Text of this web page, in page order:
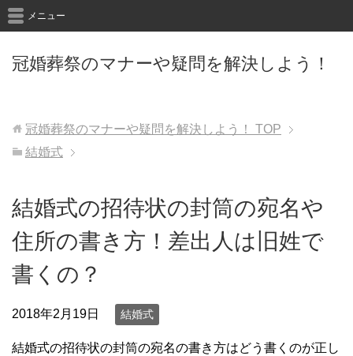
冠婚葬祭のマナーや疑問を解決しよう！
メニュー
冠婚葬祭のマナーや疑問を解決しよう！
TOP
結婚式
結婚式の招待状の封筒の宛名や
住所の書き方！差出人は旧姓で
書くの？
2018年2月19日 結婚式
結婚式の招待状の封筒の宛名の書き方はどう書くのが正し